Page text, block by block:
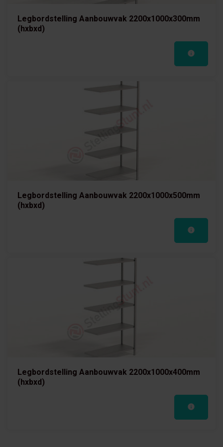
Legbordstelling Aanbouwvak 2200x1000x300mm
(hxbxd)
Legbordstelling Aanbouwvak 2200x1000x500mm
(hxbxd)
Legbordstelling Aanbouwvak 2200x1000x400mm
(hxbxd)